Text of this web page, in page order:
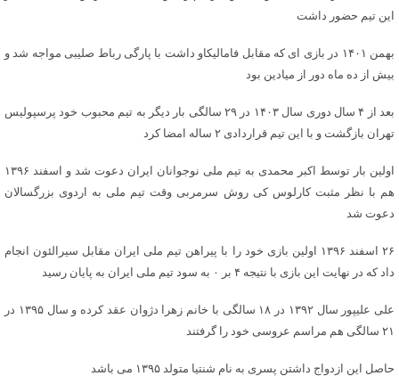
این تیم حضور داشت
بهمن ۱۴۰۱ در بازی ای که مقابل فامالیکاو داشت با پارگی رباط صلیبی مواجه شد و
بیش از ده ماه دور از میادین بود
بعد از ۴ سال دوری سال ۱۴۰۳ در ۲۹ سالگی بار دیگر به تیم محبوب خود پرسپولیس
تهران بازگشت و با این تیم قراردادی ۲ ساله امضا کرد
اولین بار توسط اکبر محمدی به تیم ملی نوجوانان ایران دعوت شد و اسفند ۱۳۹۶
هم با نظر مثبت کارلوس کی روش سرمربی وقت تیم ملی به اردوی بزرگسالان
دعوت شد
۲۶ اسفند ۱۳۹۶ اولین بازی خود را با پیراهن تیم ملی ایران مقابل سیرالئون انجام
داد که در نهایت این بازی با نتیجه ۴ بر ۰ به سود تیم ملی ایران به پایان رسید
علی علیپور سال ۱۳۹۲ در ۱۸ سالگی با خانم زهرا دژوان عقد کرده و سال ۱۳۹۵ در
۲۱ سالگی هم مراسم عروسی خود را گرفتند
حاصل این ازدواج داشتن پسری به نام شنتیا متولد ۱۳۹۵ می باشد